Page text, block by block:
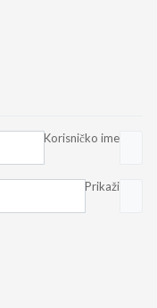
Korisničko ime
Prikaži